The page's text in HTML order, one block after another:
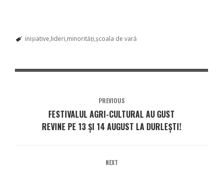
inișiative lideri minorități școala de vară
PREVIOUS
FESTIVALUL AGRI-CULTURAL AU GUST
REVINE PE 13 ȘI 14 AUGUST LA DURLEȘTI!
NEXT